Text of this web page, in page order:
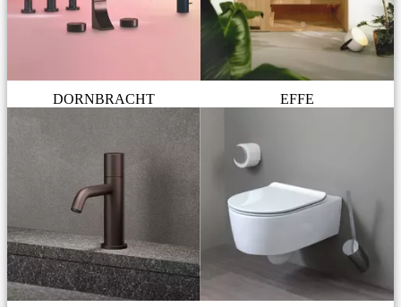
DORNBRACHT EFFE